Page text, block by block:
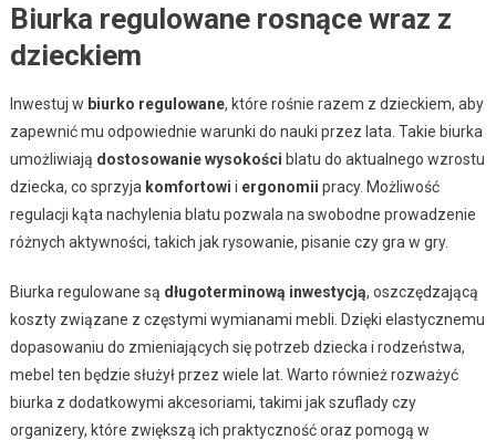
Biurka regulowane rosnące wraz z
dzieckiem
Inwestuj w biurko regulowane, które rośnie razem z dzieckiem, aby
zapewnić mu odpowiednie warunki do nauki przez lata. Takie biurka
umożliwiają dostosowanie wysokości blatu do aktualnego wzrostu
dziecka, co sprzyja komfortowi i ergonomii pracy. Możliwość
regulacji kąta nachylenia blatu pozwala na swobodne prowadzenie
różnych aktywności, takich jak rysowanie, pisanie czy gra w gry.
Biurka regulowane są długoterminową inwestycją, oszczędzającą
koszty związane z częstymi wymianami mebli. Dzięki elastycznemu
dopasowaniu do zmieniających się potrzeb dziecka i rodzeństwa,
mebel ten będzie służył przez wiele lat. Warto również rozważyć
biurka z dodatkowymi akcesoriami, takimi jak szuflady czy
organizery, które zwiększą ich praktyczność oraz pomogą w